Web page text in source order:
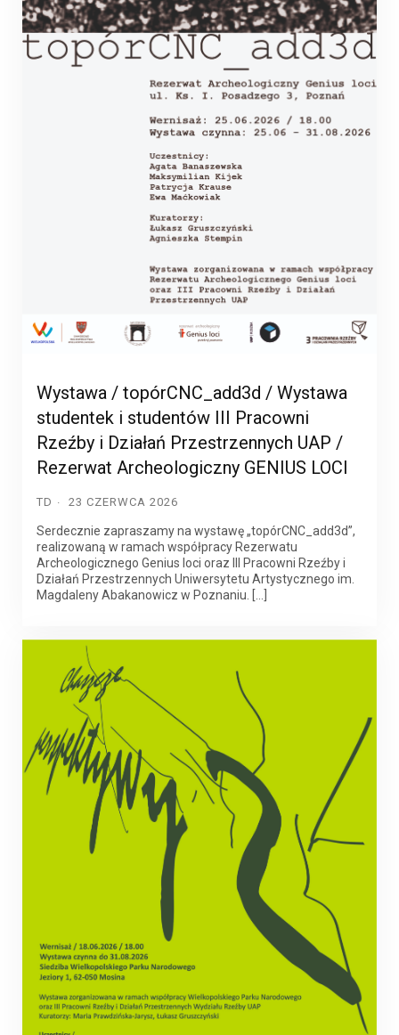
Wystawa / topórCNC_add3d / Wystawa
studentek i studentów III Pracowni
Rzeźby i Działań Przestrzennych UAP /
Rezerwat Archeologiczny GENIUS LOCI
TD 23 CZERWCA 2026
Serdecznie zapraszamy na wystawę „topórCNC_add3d”,
realizowaną w ramach współpracy Rezerwatu
Archeologicznego Genius loci oraz III Pracowni Rzeźby i
Działań Przestrzennych Uniwersytetu Artystycznego im.
Magdaleny Abakanowicz w Poznaniu. […]